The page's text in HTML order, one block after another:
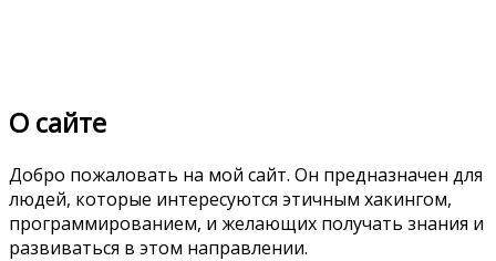
О сайте
Добро пожаловать на мой сайт. Он предназначен для
людей, которые интересуются этичным хакингом,
программированием, и желающих получать знания и
развиваться в этом направлении.